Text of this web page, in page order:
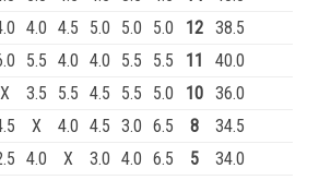
4.0 4.5 5.0 5.0 5.0 12 38.5
5.5 4.0 4.0 5.5 5.5 11
40.0
X 3.5 5.5 4.5 5.5 5.0 10 36.0
X 4.0 4.5 3.0 6.5 8
34.5
4.0 X 3.0 4.0 6.5 5
34.0